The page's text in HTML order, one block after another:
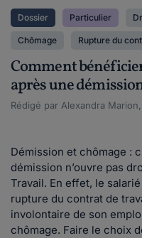
Dossier Particulier
Chômage Rupture du
Comment
après une
Rédigé par Alexandra
Démission et chômage :
démission n’ouvre pas
Travail. En effet, le
rupture du contrat de
involontaire de son
chômage. Faire le choix